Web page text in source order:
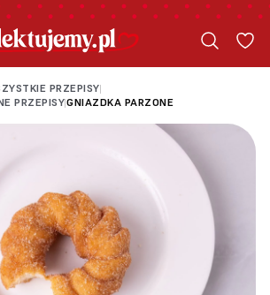
PRZEPISY|
PRZEPISY|GNIAZDKA PARZONE